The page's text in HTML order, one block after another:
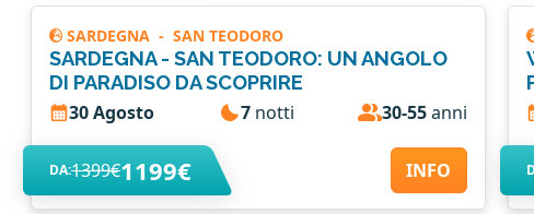
SARDEGNA - SAN TEODORO
SARDEGNA - SAN TEODORO: UN ANGOLO
DI PARADISO DA SCOPRIRE
30 Agosto 7notti 30-55anni
DA:1399€1199€ INFO